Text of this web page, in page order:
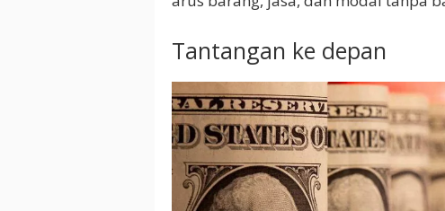
Tantangan ke depan